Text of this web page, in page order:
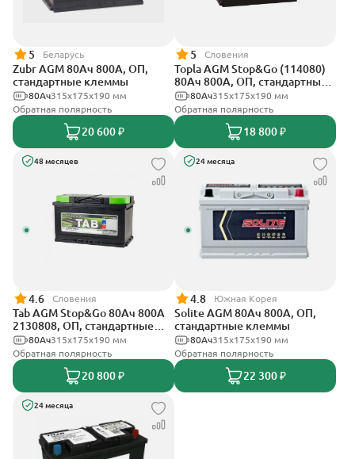
5 Беларусь
Zubr AGM 80Ач 800А, ОП,
стандартные клеммы
315x175x190 мм
80Ач
Обратная полярность
20 600 ₽
5 Словения
Topla AGM Stop&Go (114080)
80Ач 800А, ОП, стандартные
клеммы315x175x190 мм
80Ач
Обратная полярность
18 800 ₽
48 месяцев
4.6 Словения
Tab AGM Stop&Go 80Ач 800А
2130808, ОП, стандартные
клеммы315x175x190 мм
80Ач
Обратная полярность
20 800 ₽
24 месяца
4.8 Южная Корея
Solite AGM 80Ач 800А, ОП,
стандартные клеммы
315x175x190 мм
80Ач
Обратная полярность
22 300 ₽
24 месяца